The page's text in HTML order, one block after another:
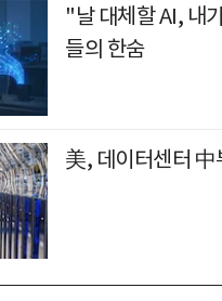
"날 대체할 AI, 내
들의 한숨
美, 데이터센터 中